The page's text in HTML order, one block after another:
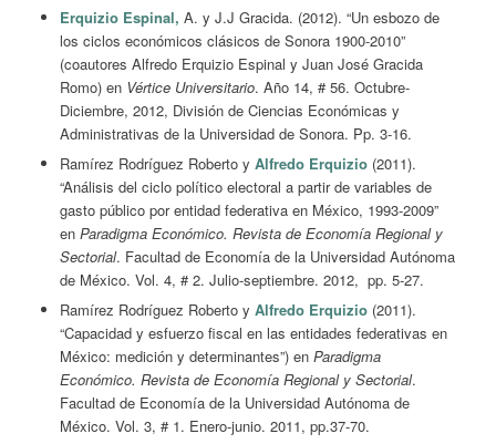
Erquizio Espinal, A. y J.J Gracida. (2012). “Un esbozo de
los ciclos económicos clásicos de Sonora 1900-2010”
(coautores Alfredo Erquizio Espinal y Juan José Gracida
Romo) en Vértice Universitario. Año 14, # 56. Octubre-
Diciembre, 2012, División de Ciencias Económicas y
Administrativas de la Universidad de Sonora. Pp. 3-16.
Ramírez Rodríguez Roberto y Alfredo Erquizio(2011).
“Análisis del ciclo político electoral a partir de variables de
gasto público por entidad federativa en México, 1993-2009”
en Paradigma Económico. Revista de Economía Regional y
Sectorial. Facultad de Economía de la Universidad Autónoma
de México. Vol. 4, # 2. Julio-septiembre. 2012, pp. 5-27.
Ramírez Rodríguez Roberto y Alfredo Erquizio(2011).
“Capacidad y esfuerzo fiscal en las entidades federativas en
México: medición y determinantes”) en Paradigma
Económico. Revista de Economía Regional y Sectorial.
Facultad de Economía de la Universidad Autónoma de
México. Vol. 3, # 1. Enero-junio. 2011, pp.37-70.